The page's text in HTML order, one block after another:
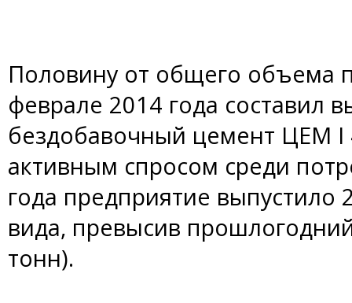
Половину от общего объема
феврале 2014 года составил
бездобавочный цемент ЦЕМ I
активным спросом среди
года предприятие выпустило
вида, превысив
тонн).